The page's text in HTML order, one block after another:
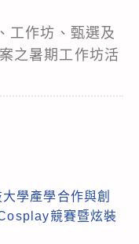
工作坊、甄選及
之暑期工作坊活
學產學合作與創
競賽暨炫裝